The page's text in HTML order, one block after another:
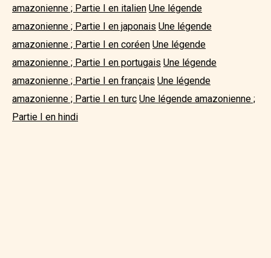
amazonienne ; Partie I en italien Une légende
amazonienne ; Partie I en japonais Une légende
amazonienne ; Partie I en coréen Une légende
amazonienne ; Partie I en portugais Une légende
amazonienne ; Partie I en français Une légende
amazonienne ; Partie I en turc Une légende amazonienne ;
Partie I en hindi